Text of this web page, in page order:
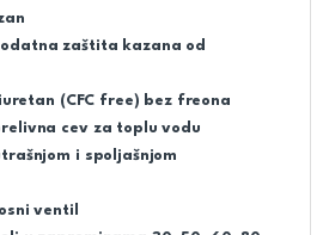
zaštita kazana od
(CFC free) bez freona
cev za toplu vodu
i spoljašnjom
ventil